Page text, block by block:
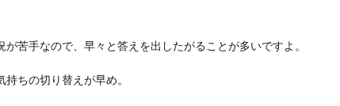
が苦手なので、早々と答えを出したがることが多いですよ。
ちの切り替えが早め。